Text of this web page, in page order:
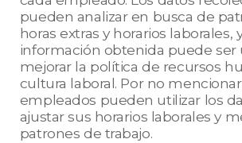
pueden analizar en busca de
horas extras y horarios laborales,
información obtenida puede ser
mejorar la política de recursos
cultura laboral. Por no
empleados pueden utilizar los
ajustar sus horarios laborales y
patrones de trabajo.